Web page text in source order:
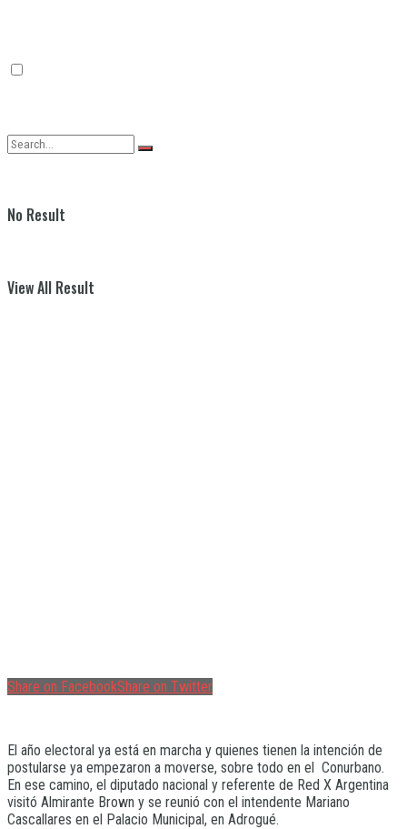
No Result
View All Result
Share on FacebookShare on Twitter
El año electoral ya está en marcha y quienes tienen la intención de
postularse ya empezaron a moverse, sobre todo en el Conurbano.
En ese camino, el diputado nacional y referente de Red X Argentina
visitó Almirante Brown y se reunió con el intendente Mariano
Cascallares en el Palacio Municipal, en Adrogué.